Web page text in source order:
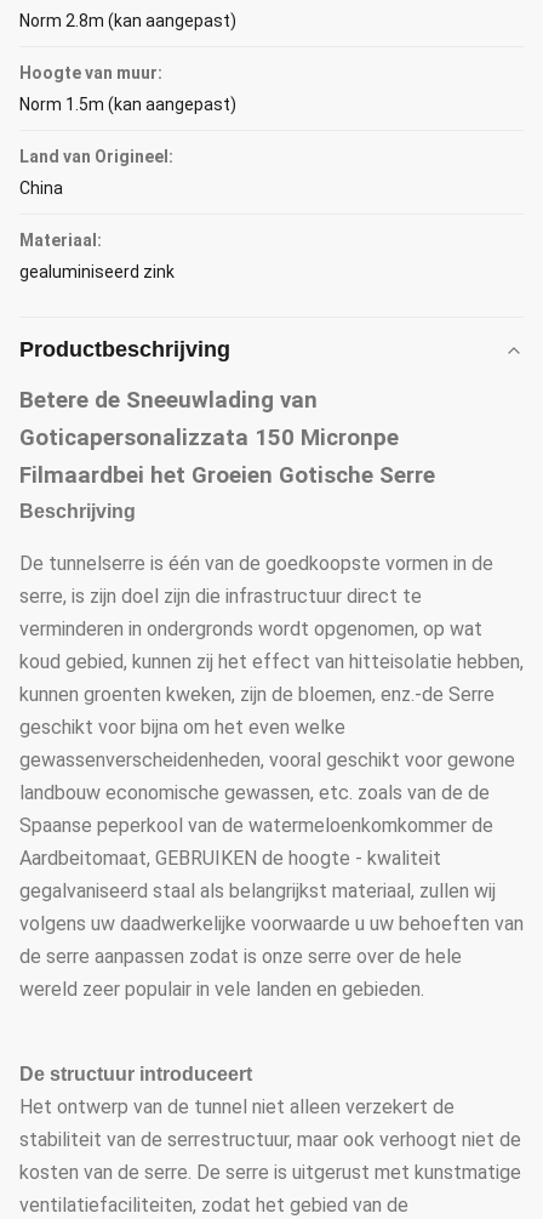
Norm 2.8m (kan aangepast)
Hoogte van muur:
Norm 1.5m (kan aangepast)
Land van Origineel:
China
Materiaal:
gealuminiseerd zink
Productbeschrijving
Betere de Sneeuwlading van
Goticapersonalizzata 150 Micronpe
Filmaardbei het Groeien Gotische Serre
Beschrijving
De tunnelserre is één van de goedkoopste vormen in de
serre, is zijn doel zijn die infrastructuur direct te
verminderen in ondergronds wordt opgenomen, op wat
koud gebied, kunnen zij het effect van hitteisolatie hebben,
kunnen groenten kweken, zijn de bloemen, enz.-de Serre
geschikt voor bijna om het even welke
gewassenverscheidenheden, vooral geschikt voor gewone
landbouw economische gewassen, etc. zoals van de de
Spaanse peperkool van de watermeloenkomkommer de
Aardbeitomaat, GEBRUIKEN de hoogte - kwaliteit
gegalvaniseerd staal als belangrijkst materiaal, zullen wij
volgens uw daadwerkelijke voorwaarde u uw behoeften van
de serre aanpassen zodat is onze serre over de hele
wereld zeer populair in vele landen en gebieden.
De structuur introduceert
Het ontwerp van de tunnel niet alleen verzekert de
stabiliteit van de serrestructuur, maar ook verhoogt niet de
kosten van de serre. De serre is uitgerust met kunstmatige
ventilatiefaciliteiten, zodat het gebied van de